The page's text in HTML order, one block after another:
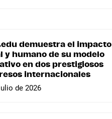
demuestra el impacto
y humano de su modelo
en dos prestigiosos
internacionales
de 2026